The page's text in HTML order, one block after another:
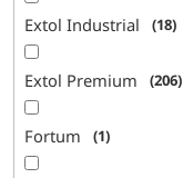
Extol Industrial 18
Extol Premium 206
Fortum 1